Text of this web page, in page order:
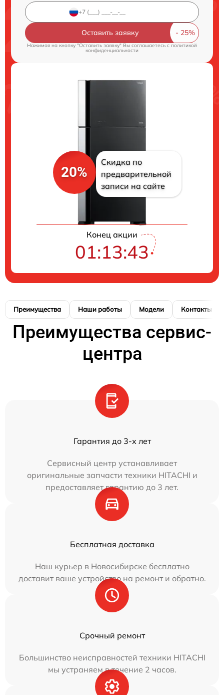
Оставить заявку
Нажимая на кнопку "Оставить заявку" Вы соглашаетесь cполитикой
конфиденциальности
20%
Скидка по
предварительной
записи на сайте
Конец акции
01:13:42
Преимущества Наши работы Модели Контакты
Преимущества сервис-
центра
Гарантия до 3-х лет
Сервисный центр устанавливает
оригинальные запчасти техники HITACHI и
предоставляет гарантию до 3 лет.
Бесплатная доставка
Наш курьер в Новосибирске бесплатно
доставит ваше устройство на ремонт и обратно.
Срочный ремонт
Большинство неисправностей техники HITACHI
мы устраняем в течение 2 часов.